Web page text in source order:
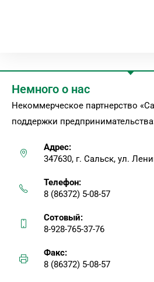
Немного о нас
Некоммерческое партнерство
поддержки
Адрес:
347630, г. Сальск, ул.
Телефон:
8 (86372) 5-08-57
Сотовый:
8-928-765-37-76
Факс:
8 (86372) 5-08-57